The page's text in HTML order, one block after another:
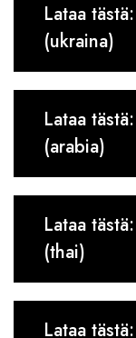
Lataa
(ukraina)
Lataa
(arabia)
Lataa
(thai)
Lataa